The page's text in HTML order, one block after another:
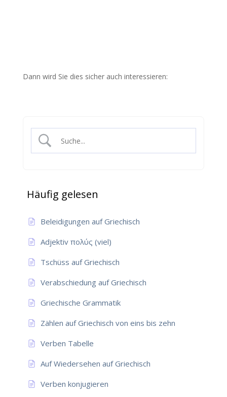
Dann wird Sie dies sicher auch interessieren:
Häufig gelesen
Beleidigungen auf Griechisch
Adjektiv πολύς (viel)
Tschüss auf Griechisch
Verabschiedung auf Griechisch
Griechische Grammatik
Zählen auf Griechisch von eins bis zehn
Verben Tabelle
Auf Wiedersehen auf Griechisch
Verben konjugieren